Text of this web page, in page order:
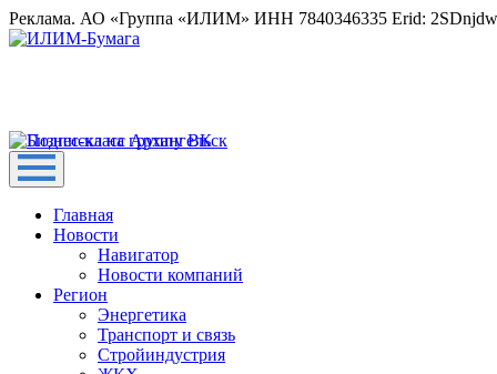
Реклама. АО «Группа «ИЛИМ» ИНН 7840346335 Erid:
Главная
Новости
Навигатор
Новости компаний
Регион
Энергетика
Транспорт и связь
Стройиндустрия